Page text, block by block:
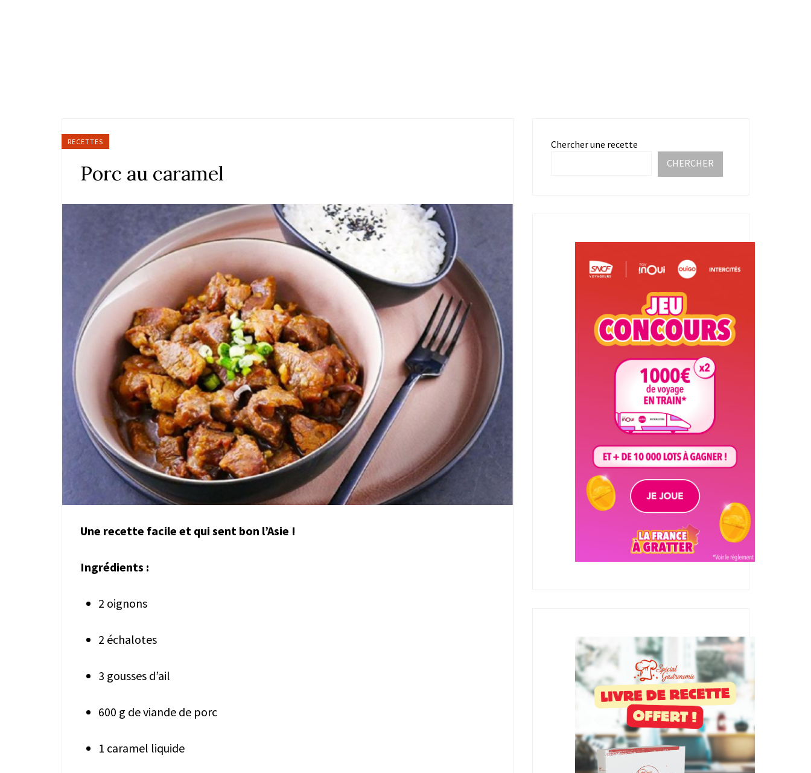
RECETTES
Porc au caramel
Une recette facile et qui sent bon l’Asie !
Ingrédients :
2 oignons
2 échalotes
3 gousses d’ail
600 g de viande de porc
1 caramel liquide
Chercher une recette
CHERCHER